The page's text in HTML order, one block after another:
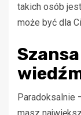
takich osób
może być dla
Paradoksalnie